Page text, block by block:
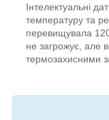
Інтелектуальні
температуру та
перевищувала
не загрожує, але
термозахисними